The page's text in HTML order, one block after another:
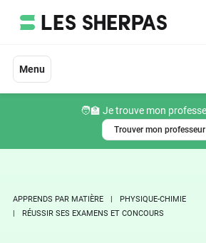
Menu
🧑‍🏫 Je trouve mon
Trouver mon professeur
APPRENDS PAR MATIÈRE
PHYSIQUE-CHIMIE
RÉUSSIR SES EXAMENS ET CONCOURS